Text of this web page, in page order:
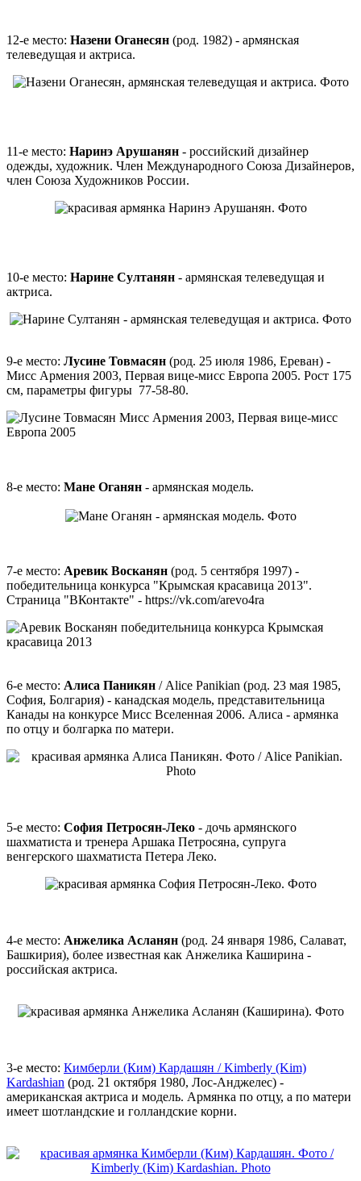
12-е место: Назени Оганесян (род. 1982) - армянская
телеведущая и актриса.
11-е место: Наринэ Арушанян - российский дизайнер
одежды, художник. Член Международного Союза Дизайнеров,
член Союза Художников России.
10-е место: Нарине Султанян - армянская телеведущая и
актриса.
9-е место: Лусине Товмасян (род. 25 июля 1986, Ереван) -
Мисс Армения 2003, Первая вице-мисс Европа 2005. Рост 175
см, параметры фигуры 77-58-80.
8-е место: Мане Оганян - армянская модель.
7-е место: Аревик Восканян (род. 5 сентября 1997) -
победительница конкурса "Крымская красавица 2013".
Страница "ВКонтакте" - https://vk.com/arevo4ra
6-е место: Алиса Паникян / Alice Panikian (род. 23 мая 1985,
София, Болгария) - канадская модель, представительница
Канады на конкурсе Мисс Вселенная 2006. Алиса - армянка
по отцу и болгарка по матери.
5-е место: София Петросян-Леко - дочь армянского
шахматиста и тренера Аршака Петросяна, супруга
венгерского шахматиста Петера Леко.
4-е место: Анжелика Асланян (род. 24 января 1986, Салават,
Башкирия), более известная как Анжелика Каширина -
российская актриса.
3-е место: Кимберли (Ким) Кардашян / Kimberly (Kim)
Kardashian (род. 21 октября 1980, Лос-Анджелес) -
американская актриса и модель. Армянка по отцу, а по матери
имеет шотландские и голландские корни.